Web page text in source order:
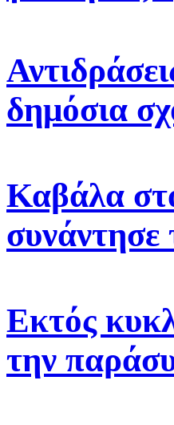
δημόσια
Καβάλα
συνάντησε
Εκτός
την